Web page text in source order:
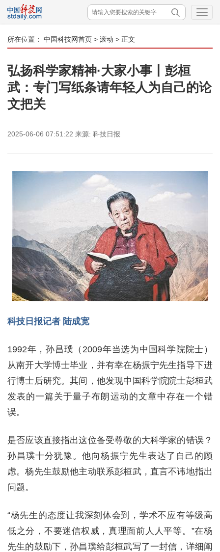
所在位置： 中国科技网首页 > 滚动 > 正文
弘扬科学家精神·大家小事丨彭桓
武：专门写纸条请年轻人为自己的论
文把关
2025-06-06 07:51:22 来源: 科技日报
科技日报记者 陆成宽
1992年，孙昌璞（2009年当选为中国科学院院士）
从南开大学博士毕业，并有幸在杨振宁先生指导下进
行博士后研究。其间，他发现中国科学院院士彭桓武
发表的一篇关于量子布朗运动的文章中存在一个错
误。
是否应该直接指出这位备受尊敬的大科学家的错误？
孙昌璞十分犹豫。他向杨振宁先生表达了自己的顾
虑。杨先生鼓励他主动联系彭桓武，直言不讳地指出
问题。
“杨先生的态度让我深刻体会到，学术不应有等级高
低之分，不要迷信权威，真理面前人人平等。”在杨
先生的鼓励下，孙昌璞给彭桓武写了一封信，详细阐